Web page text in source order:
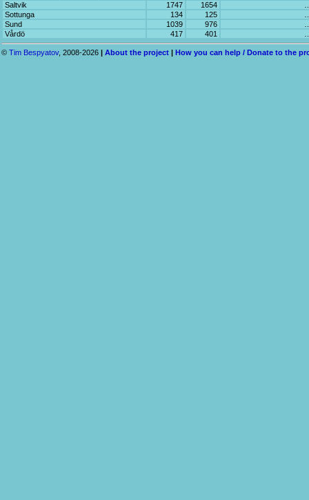
Saltvik
1747 1654
Sottunga
134 125
Sund
1039 976
Vårdö
417 401
© Tim Bespyatov, 2008-2026 | About the project | How you can help / Donate to the